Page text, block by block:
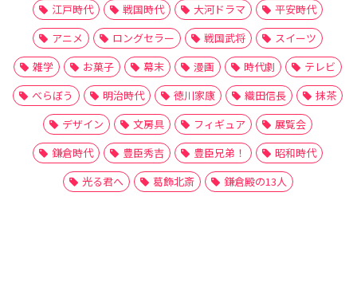
江戸時代 戦国時代 大河ドラマ
平安時代
アニメ
ロングセラー 戦国武将
スイーツ
雑学
お菓子 幕末 漫画 時代劇
テレビ
べらぼう
明治時代 徳川家康 織田信長
抹茶
デザイン
文房具 フィギュア
展覧会
鎌倉時代
豊臣秀吉 豊臣兄弟！
昭和時代
光る君へ
葛飾北斎 鎌倉殿の13人